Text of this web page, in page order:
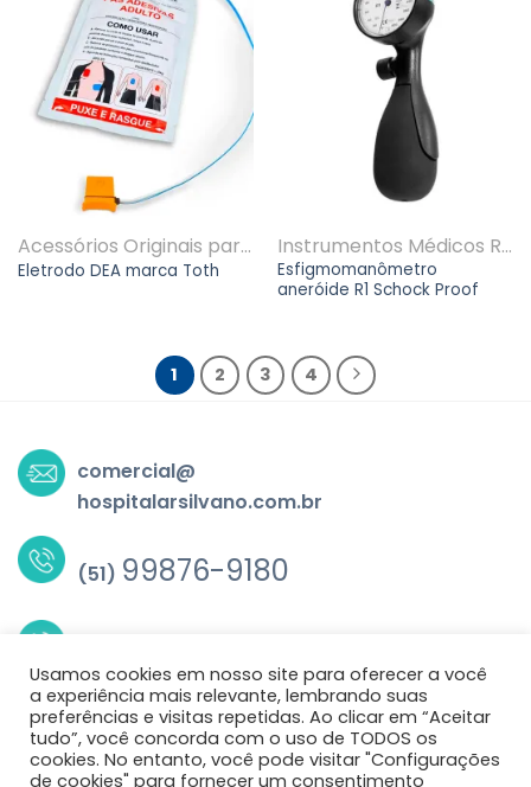
Acessórios Originais para equipamentos multi marcas
Eletrodo DEA marca Toth
Instrumentos Médicos Riester
Esfigmomanômetro
aneróide R1 Schock Proof
1 2 3 4
comercial@
hospitalarsilvano.com.br
(51) 99876-9180
Usamos cookies em nosso site para oferecer a você
a experiência mais relevante, lembrando suas
preferências e visitas repetidas. Ao clicar em “Aceitar
tudo”, você concorda com o uso de TODOS os
cookies. No entanto, você pode visitar "Configurações
de cookies" para fornecer um consentimento